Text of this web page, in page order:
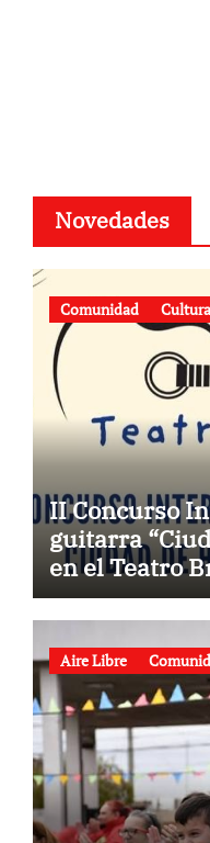
Novedades
Comunidad Cultura
II Concurso
guitarra
en el Teatro
Aire Libre